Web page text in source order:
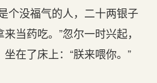
个没福气的人，二十两银子
当药吃。”忽尔一时兴起，
在了床上：“朕来喂你。”